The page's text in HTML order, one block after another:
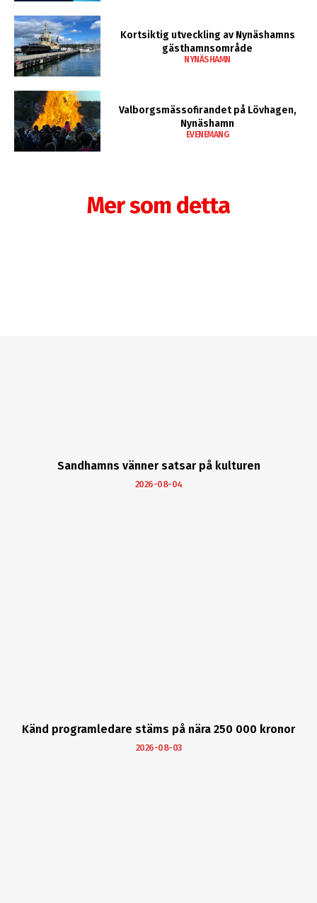
Kortsiktig utveckling av Nynäshamns
gästhamnsområde
NYNÄSHAMN
Valborgsmässofirandet på Lövhagen,
Nynäshamn
EVENEMANG
Mer som detta
Sandhamns vänner satsar på kulturen
2026-08-04
Känd programledare stäms på nära 250 000 kronor
2026-08-03